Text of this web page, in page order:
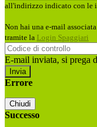
all'indirizzo indicato con le
Non hai una e-mail
tramite la Login Spaggiari
E-mail inviata, si prega
Errore
Chiudi
Successo